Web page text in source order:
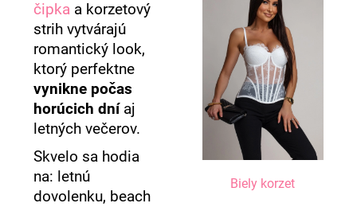
čipka a korzetový
strih vytvárajú
romantický look,
ktorý perfektne
vynikne počas
horúcich dníaj
letných večerov.
Skvelo sa hodia
na: letnú
dovolenku, beach
Biely korzet